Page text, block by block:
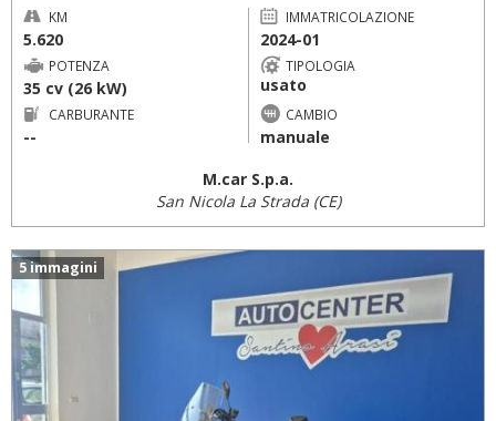
KM
5.620
IMMATRICOLAZIONE
2024-01
POTENZA
35 cv (26 kW)
TIPOLOGIA
usato
CARBURANTE
--
CAMBIO
manuale
M.car S.p.a.
San Nicola La Strada (CE)
5 immagini